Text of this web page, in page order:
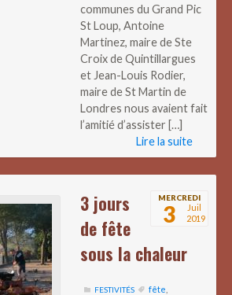
communes du Grand Pic
St Loup, Antoine
Martinez, maire de Ste
Croix de Quintillargues
et Jean-Louis Rodier,
maire de St Martin de
Londres nous avaient fait
l’amitié d’assister […]
Lire la suite
MERCREDI
3
Juil
2019
3 jours
de fête
sous la chaleur
FESTIVITÉS fête